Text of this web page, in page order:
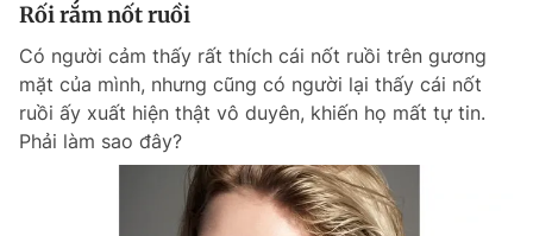
Rối rắm nốt ruồi
Có người cảm thấy rất thích cái nốt ruồi trên gương
mặt của mình, nhưng cũng có người lại thấy cái nốt
ruồi ấy xuất hiện thật vô duyên, khiến họ mất tự tin.
Phải làm sao đây?